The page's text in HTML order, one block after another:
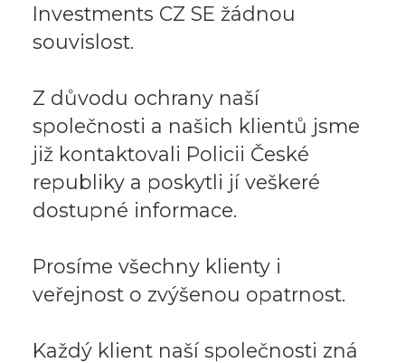
Investments CZ SE žádnou
souvislost.
Z důvodu ochrany naší
společnosti a našich klientů jsme
již kontaktovali Policii České
republiky a poskytli jí veškeré
dostupné informace.
Prosíme všechny klienty i
veřejnost o zvýšenou opatrnost.
Každý klient naší společnosti zná